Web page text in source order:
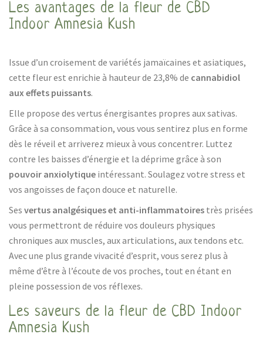
Les avantages de la fleur de CBD
Indoor Amnesia Kush
Issue d’un croisement de variétés jamaïcaines et asiatiques,
cette fleur est enrichie à hauteur de 23,8% de cannabidiol
aux effets puissants.
Elle propose des vertus énergisantes propres aux sativas.
Grâce à sa consommation, vous vous sentirez plus en forme
dès le réveil et arriverez mieux à vous concentrer. Luttez
contre les baisses d’énergie et la déprime grâce à son
pouvoir anxiolytique intéressant. Soulagez votre stress et
vos angoisses de façon douce et naturelle.
Ses vertus analgésiques et anti-inflammatoires très prisées
vous permettront de réduire vos douleurs physiques
chroniques aux muscles, aux articulations, aux tendons etc.
Avec une plus grande vivacité d’esprit, vous serez plus à
même d’être à l’écoute de vos proches, tout en étant en
pleine possession de vos réflexes.
Les saveurs de la fleur de CBD Indoor
Amnesia Kush